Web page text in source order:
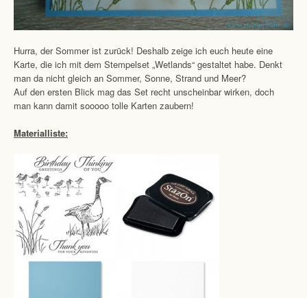
Hurra, der Sommer ist zurück! Deshalb zeige ich euch heute eine
Karte, die ich mit dem Stempelset „Wetlands“ gestaltet habe. Denkt
man da nicht gleich an Sommer, Sonne, Strand und Meer?
Auf den ersten Blick mag das Set recht unscheinbar wirken, doch
man kann damit sooooo tolle Karten zaubern!
Materialliste: